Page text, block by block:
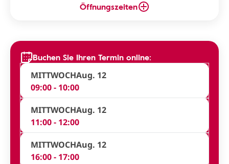
Öffnungszeiten
Buchen Sie Ihren Termin online:
MITTWOCHAug. 12
09:00 - 10:00
MITTWOCHAug. 12
11:00 - 12:00
MITTWOCHAug. 12
16:00 - 17:00